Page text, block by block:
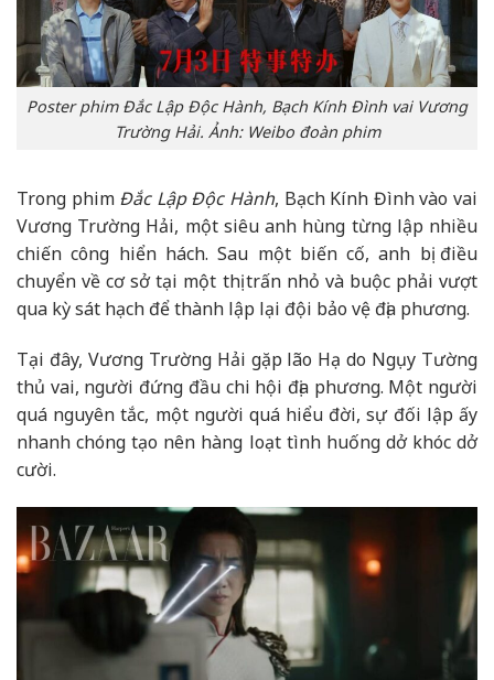
Poster phim Đắc Lập Độc Hành, Bạch Kính Đình vai Vương
Trường Hải. Ảnh: Weibo đoàn phim
Trong phim Đắc Lập Độc Hành, Bạch Kính Đình vào vai
Vương Trường Hải, một siêu anh hùng từng lập nhiều
chiến công hiển hách. Sau một biến cố, anh bị điều
chuyển về cơ sở tại một thị trấn nhỏ và buộc phải vượt
qua kỳ sát hạch để thành lập lại đội bảo vệ địa phương.
Tại đây, Vương Trường Hải gặp lão Hạ do Ngụy Tường
thủ vai, người đứng đầu chi hội địa phương. Một người
quá nguyên tắc, một người quá hiểu đời, sự đối lập ấy
nhanh chóng tạo nên hàng loạt tình huống dở khóc dở
cười.